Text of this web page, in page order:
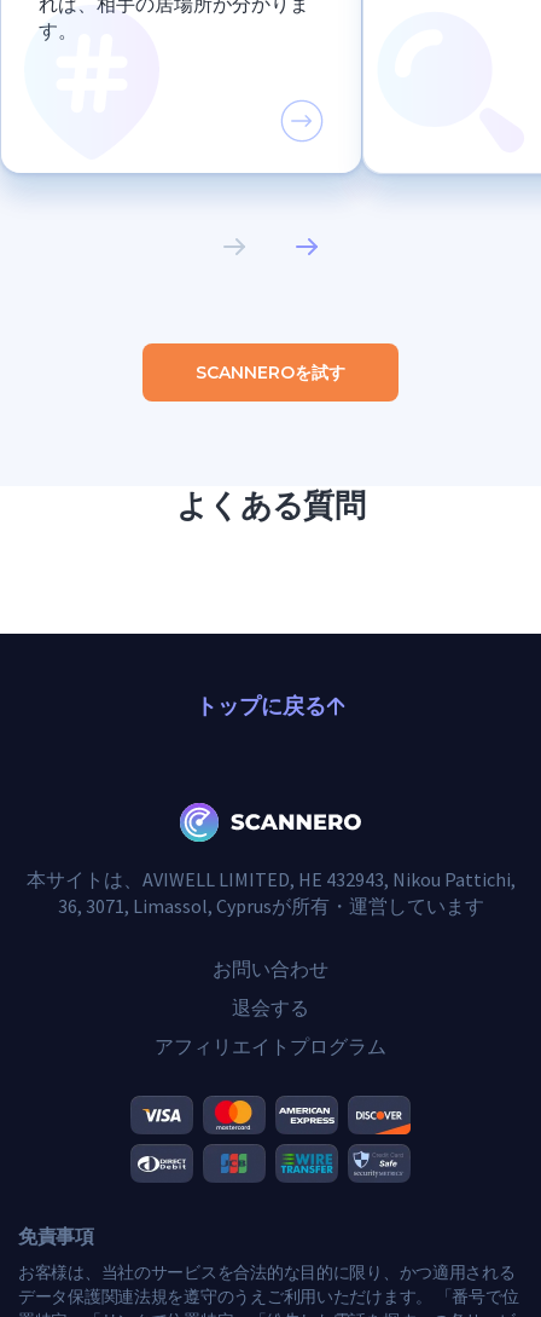
す。
SCANNEROを試す
よくある質問
トップに戻る
本サイトは、AVIWELL LIMITED, HE 432943, Nikou Pattichi,
36, 3071, Limassol, Cyprusが所有・運営しています
お問い合わせ
退会する
アフィリエイトプログラム
免責事項
お客様は、当社のサービスを合法的な目的に限り、かつ適用される
データ保護関連法規を遵守のうえご利用いただけます。 「番号で位